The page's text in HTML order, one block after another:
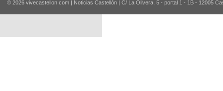
© 2026 vivecastellon.com | Noticias Castellón | C/ La Olivera, 5 - portal 1 - 1B - 12005